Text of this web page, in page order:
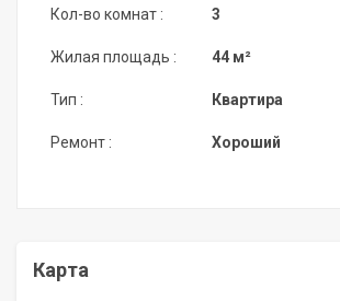
Кол-во комнат :
Жилая площадь :
Тип :
Ремонт :
3
44 м²
Квартира
Хороший
Карта